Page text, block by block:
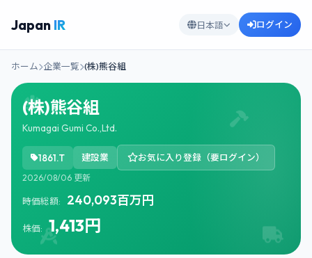
Japan IR 日本語 ログイン
ホーム 企業一覧 (株)熊谷組
(株)熊谷組
Kumagai Gumi Co.,Ltd.
1861.T 建設業 お気に入り登録（要ログイン）
2026/08/06 更新
時価総額: 240,093百万円
株価: 1,413円